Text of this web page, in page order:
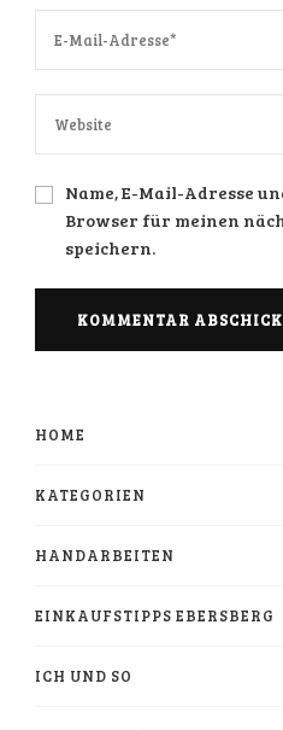
Name, E-Mail-Adresse
Browser für meinen
speichern.
HOME
KATEGORIEN
HANDARBEITEN
EINKAUFSTIPPS EBERSBERG
ICH UND SO